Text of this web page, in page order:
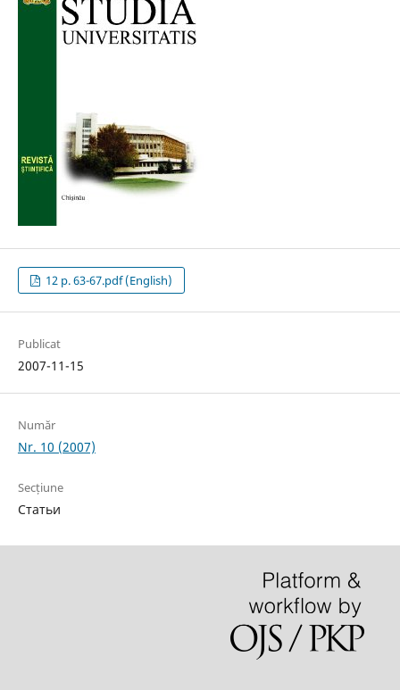
12 p. 63-67.pdf (English)
Publicat
2007-11-15
Număr
Nr. 10 (2007)
Secțiune
Статьи